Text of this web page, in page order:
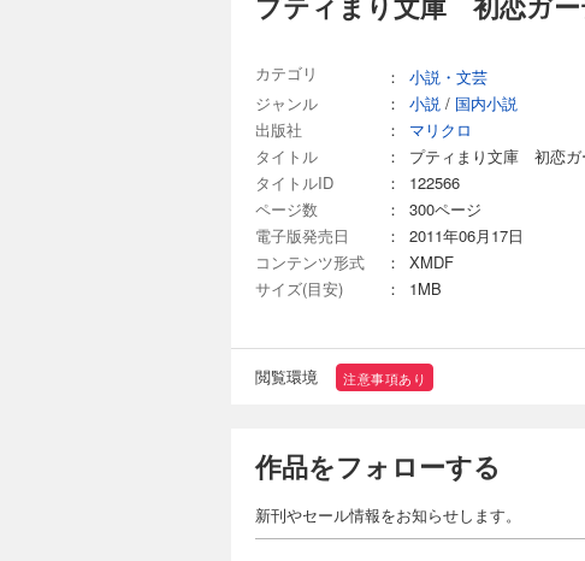
カテゴリ ：
小説・文芸
ジャンル
： 小説 / 国内小説
出版社
：
マリクロ
タイトル
：
プティまり文庫 初恋ガ
タイトルID
：
122566
ページ数
：
300ページ
電子版発売日
：
2011年06月17日
コンテンツ形式
：
XMDF
サイズ(目安)
： 1MB
閲覧環境 注意事項あり
作品をフォローする
新刊やセール情報をお知らせします。